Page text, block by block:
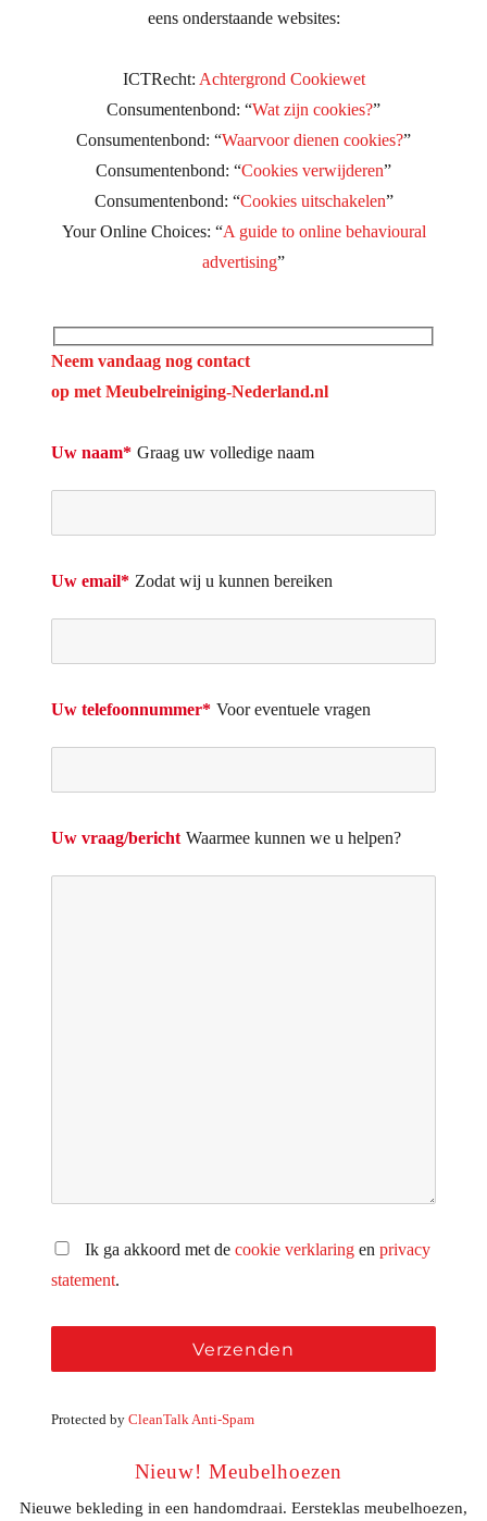
eens onderstaande websites:
ICTRecht: Achtergrond Cookiewet
Consumentenbond: “Wat zijn cookies?”
Consumentenbond: “Waarvoor dienen cookies?”
Consumentenbond: “Cookies verwijderen”
Consumentenbond: “Cookies uitschakelen”
Your Online Choices: “A guide to online behavioural
advertising”
Neem vandaag nog contact
op met Meubelreiniging-Nederland.nl
Uw naam* Graag uw volledige naam
Uw email* Zodat wij u kunnen bereiken
Uw telefoonnummer* Voor eventuele vragen
Uw vraag/bericht Waarmee kunnen we u helpen?
Ik ga akkoord met de cookie verklaringen privacy
statement.
Protected by CleanTalk Anti-Spam
Nieuw! Meubelhoezen
Nieuwe bekleding in een handomdraai. Eersteklas meubelhoezen,